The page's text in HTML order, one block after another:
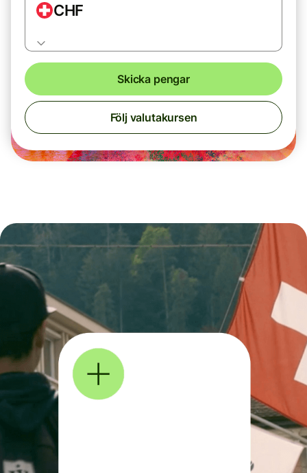
CHF
Skicka pengar
Följ valutakursen